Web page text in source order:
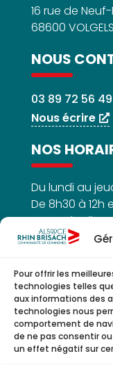
Pour offrir les
technologies telles
aux informations des
technologies nous
comportement de
de ne pas consentir
un effet négatif sur
16 rue de
68600
NOUS
03 89 72 56 49
Nous écrire
NOS
Du lundi au
De 8h30 à 12h
Le vendredi :
De 8h30h à 12h
NOUS